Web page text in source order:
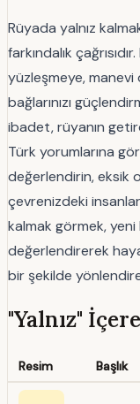
Rüyada yalnız
farkındalık
yüzleşmeye, manevi
bağlarınızı
ibadet, rüyanın
Türk yorumlarına
değerlendirin, eksik
çevrenizdeki
kalmak görmek, yeni
değerlendirerek
bir şekilde
"Yalnız"
Resim Başlık